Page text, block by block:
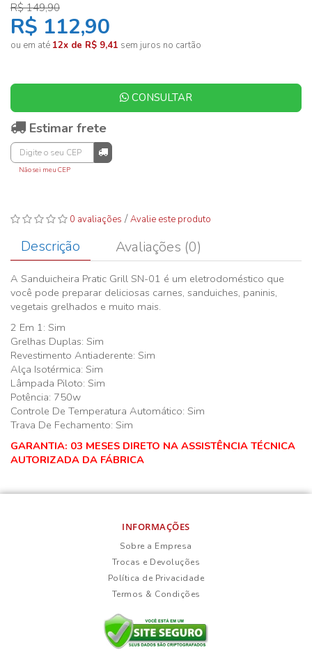
R$ 149,90
R$ 112,90
ou em até 12x de R$ 9,41 sem juros no cartão
CONSULTAR
Estimar frete
Não sei meu CEP
0 avaliações /Avalie este produto
Descrição Avaliações (0)
A Sanduicheira Pratic Grill SN-01 é um eletrodoméstico que
você pode preparar deliciosas carnes, sanduiches, paninis,
vegetais grelhados e muito mais.
2 Em 1: Sim
Grelhas Duplas: Sim
Revestimento Antiaderente: Sim
Alça Isotérmica: Sim
Lâmpada Piloto: Sim
Potência: 750w
Controle De Temperatura Automático: Sim
Trava De Fechamento: Sim
GARANTIA: 03 MESES DIRETO NA ASSISTÊNCIA TÉCNICA
AUTORIZADA DA FÁBRICA
INFORMAÇÕES
Sobre a Empresa
Trocas e Devoluções
Política de Privacidade
Termos & Condições